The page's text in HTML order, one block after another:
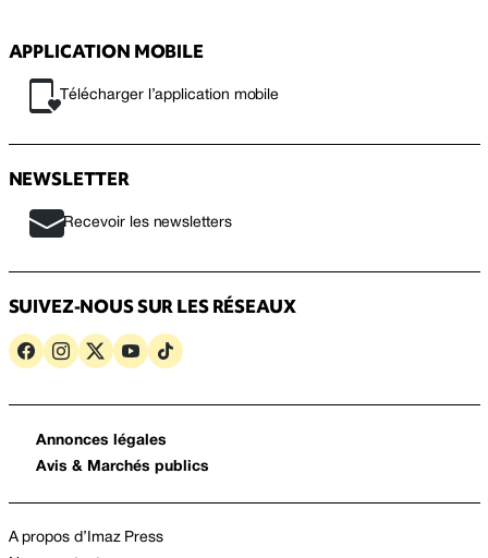
APPLICATION MOBILE
Télécharger l’application mobile
NEWSLETTER
Recevoir les newsletters
SUIVEZ-NOUS SUR LES RÉSEAUX
Annonces légales
Avis & Marchés publics
A propos d’Imaz Press